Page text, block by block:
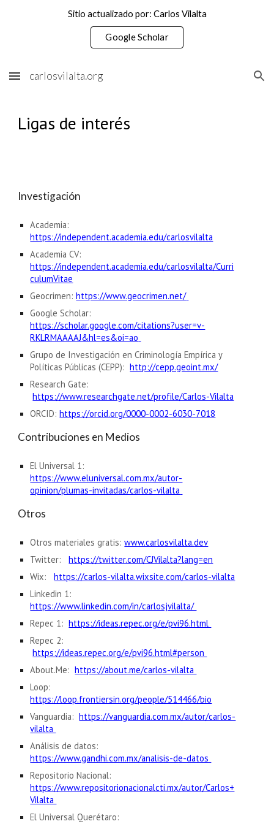
Sitio actualizado por: Carlos Vilalta
Google Scholar
carlosvilalta.org
Ligas de interés
Investigación
Academia:
https://independent.academia.edu/carlosvilalta
Academia CV:
https://independent.academia.edu/carlosvilalta/Curri
culumVitae
Geocrimen: https://www.geocrimen.net/
Google Scholar:
https://scholar.google.com/citations?user=v-
RKLRMAAAAJ&hl=es&oi=ao
Grupo de Investigación en Criminología Empírica y
Políticas Públicas (CEPP):http://cepp.geoint.mx/
Research Gate:
https://www.researchgate.net/profile/Carlos-Vilalta
ORCID:https://orcid.org/0000-0002-6030-7018
Contribuciones en Medios
El Universal 1:
https://www.eluniversal.com.mx/autor-
opinion/plumas-invitadas/carlos-vilalta
Otros
Otros materiales gratis:www.carlosvilalta.dev
Twitter:https://twitter.com/CJVilalta?lang=en
Wix:https://carlos-vilalta.wixsite.com/carlos-vilalta
Linkedin 1:
https://www.linkedin.com/in/carlosjvilalta/
Repec 1:https://ideas.repec.org/e/pvi96.html
Repec 2:
https://ideas.repec.org/e/pvi96.html#person
About.Me:https://about.me/carlos-vilalta
Loop:
https://loop.frontiersin.org/people/514466/bio
Vanguardia:https://vanguardia.com.mx/autor/carlos-
vilalta
Análisis de datos:
https://www.gandhi.com.mx/analisis-de-datos
Repositorio Nacional:
https://www.repositorionacionalcti.mx/autor/Carlos+
Vilalta
El Universal Querétaro: